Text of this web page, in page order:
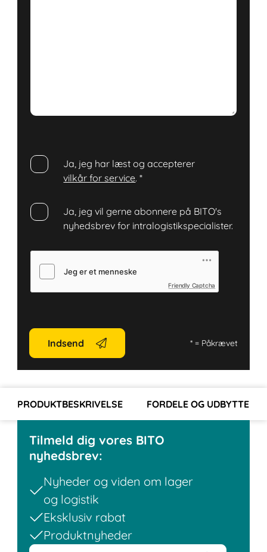
Ja, jeg har læst og accepterer
vilkår for service.*
Ja, jeg vil gerne abonnere på BITO's
nyhedsbrev for intralogistikspecialister.
Friendly Captcha
Indsend *= Påkrævet
PRODUKTBESKRIVELSE FORDELE OG UDBYTTE
Tilmeld dig vores BITO
nyhedsbrev:
Nyheder og viden om lager
og logistik
Eksklusiv rabat
Produktnyheder